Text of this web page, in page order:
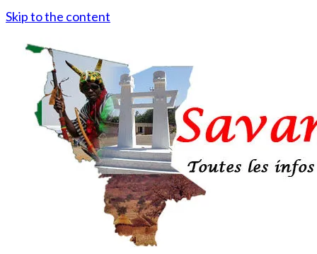
Skip to the content